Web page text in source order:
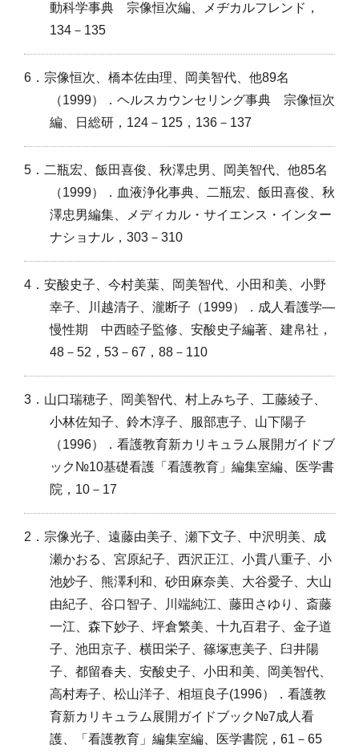
動科学事典 宗像恒次編、メヂカルフレンド，
134－135
6．宗像恒次、橋本佐由理、岡美智代、他89名
（1999）．ヘルスカウンセリング事典 宗像恒次
編、日総研，124－125，136－137
5．二瓶宏、飯田喜俊、秋澤忠男、岡美智代、他85名
（1999）．血液浄化事典、二瓶宏、飯田喜俊、秋
澤忠男編集、メディカル・サイエンス・インター
ナショナル，303－310
4．安酸史子、今村美葉、岡美智代、小田和美、小野
幸子、川越清子、瀧断子（1999）．成人看護学―
慢性期 中西睦子監修、安酸史子編著、建帛社，
48－52，53－67，88－110
3．山口瑞穂子、岡美智代、村上みち子、工藤綾子、
小林佐知子、鈴木淳子、服部恵子、山下陽子
（1996）．看護教育新カリキュラム展開ガイドブ
ック№10基礎看護「看護教育」編集室編、医学書
院，10－17
2．宗像光子、遠藤由美子、瀬下文子、中沢明美、成
瀬かおる、宮原紀子、西沢正江、小貫八重子、小
池妙子、熊澤利和、砂田麻奈美、大谷愛子、大山
由紀子、谷口智子、川端純江、藤田さゆり、斎藤
一江、森下妙子、坪倉繁美、十九百君子、金子道
子、池田京子、横田栄子、篠塚恵美子、臼井陽
子、都留春夫、安酸史子、小田和美、岡美智代、
高村寿子、松山洋子、相垣良子(1996）．看護教
育新カリキュラム展開ガイドブック№7成人看
護、「看護教育」編集室編、医学書院，61－65